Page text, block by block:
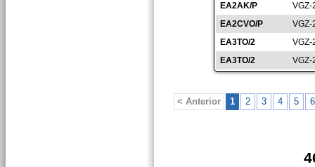
EA2AK/P
VGZ-
EA2CVO/P
VGZ-
EA3TO/2
VGZ-
EA3TO/2
VGZ-
< Anterior 1 2 3 4 5 6